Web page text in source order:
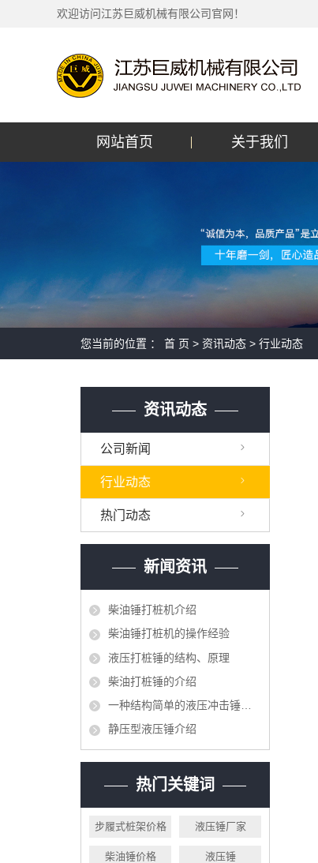
欢迎访问江苏巨威机械有限公司官网！
网站首页 关于我们
您当前的位置 ： 首 页 > 资讯动态 > 行业动态
资讯动态
公司新闻
行业动态
热门动态
新闻资讯
柴油锤打桩机介绍
柴油锤打桩机的操作经验
液压打桩锤的结构、原理
柴油打桩锤的介绍
一种结构简单的液压冲击锤的制作方法
静压型液压锤介绍
热门关键词
步履式桩架价格 液压锤厂家
柴油锤价格 液压锤